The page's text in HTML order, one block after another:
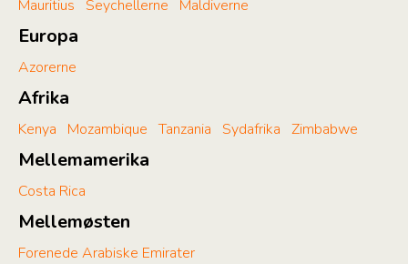
Mauritius Seychellerne Maldiverne
Europa
Azorerne
Afrika
Kenya Mozambique Tanzania Sydafrika Zimbabwe
Mellemamerika
Costa Rica
Mellemøsten
Forenede Arabiske Emirater